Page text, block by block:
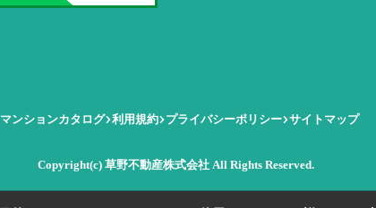
マンションカタログ 利用規約 プライバシーポリシー サイトマップ
Copyright(c) 草野不動産株式会社 All Rights Reserved.